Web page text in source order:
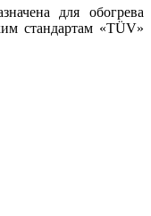
для обогрева
стандартам «TÜV»